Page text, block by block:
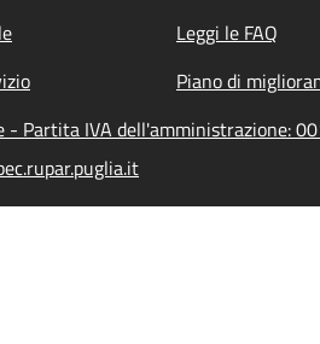
Leggi le FAQ
Piano di
- Partita IVA dell'amministrazione: